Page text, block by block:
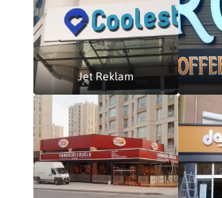
Jet Reklam